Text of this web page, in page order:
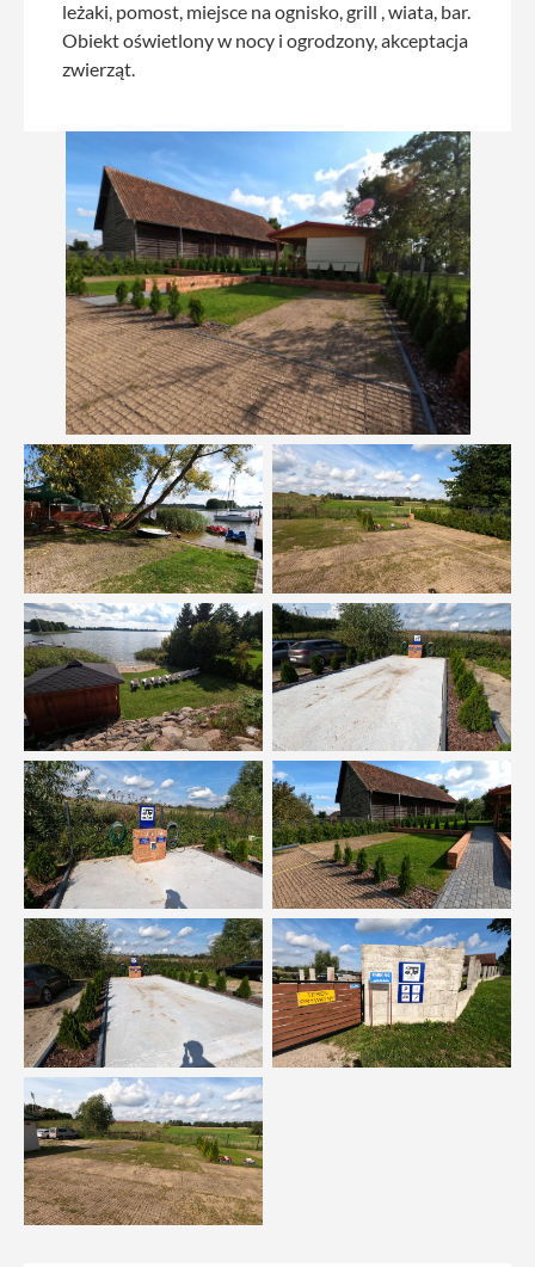
leżaki, pomost, miejsce na ognisko, grill , wiata, bar.
Obiekt oświetlony w nocy i ogrodzony, akceptacja
zwierząt.